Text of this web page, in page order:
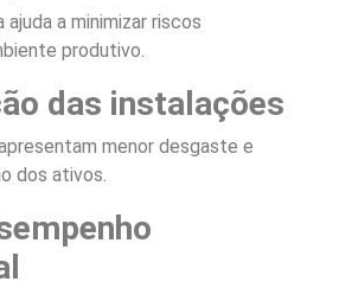
a minimizar riscos
produtivo.
das instalações
menor desgaste e
dos ativos.